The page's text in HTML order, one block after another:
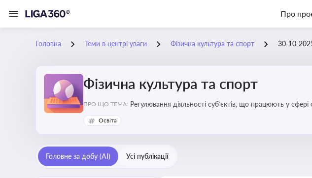
Про
Головна Теми в центрі уваги Фізична культура та спорт 30-10-
Фізична культура та спорт
ПРО ЩО ТЕМА: Регулювання діяльності суб’єктів, що працюють у
Освіта
Головне за добу (AI) Усі публікації